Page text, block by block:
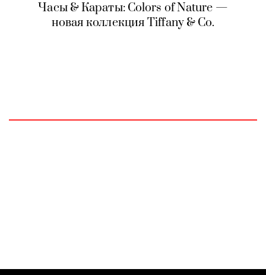
Часы & Караты: Colors of Nature —
новая коллекция Tiffany & Co.